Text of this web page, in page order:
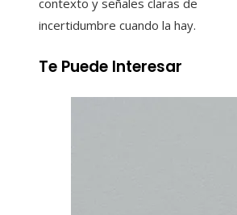
contexto y señales claras de
incertidumbre cuando la hay.
Te Puede Interesar